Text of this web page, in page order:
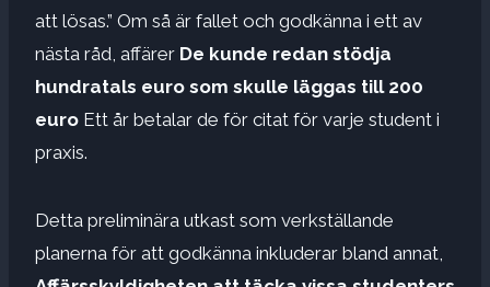
att lösas.” Om så är fallet och godkänna i ett av
nästa råd, affärer De kunde redan stödja
hundratals euro som skulle läggas till 200
euro Ett år betalar de för citat för varje student i
praxis.
Detta preliminära utkast som verkställande
planerna för att godkänna inkluderar bland annat,